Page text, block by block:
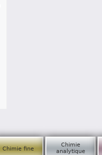
Chimie fine
Chimie
analytique